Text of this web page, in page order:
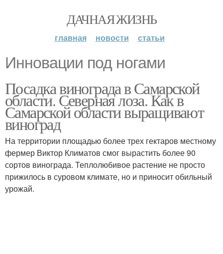
ДАЧНАЯ ЖИЗНЬ
главная новости статьи
Инновации под ногами
Посадка винограда в Самарской
области. Северная лоза. Как в
Самарской области выращивают
виноград
На территории площадью более трех гектаров местному
фермер Виктор Климатов смог вырастить более 90
сортов винограда. Теплолюбивое растение не просто
прижилось в суровом климате, но и приносит обильный
урожай.